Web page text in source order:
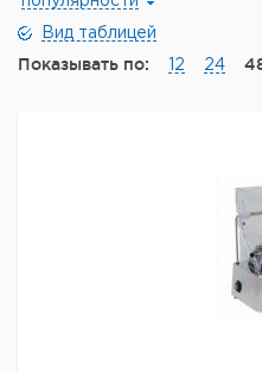
Вид таблицей
Показывать по: 12 24